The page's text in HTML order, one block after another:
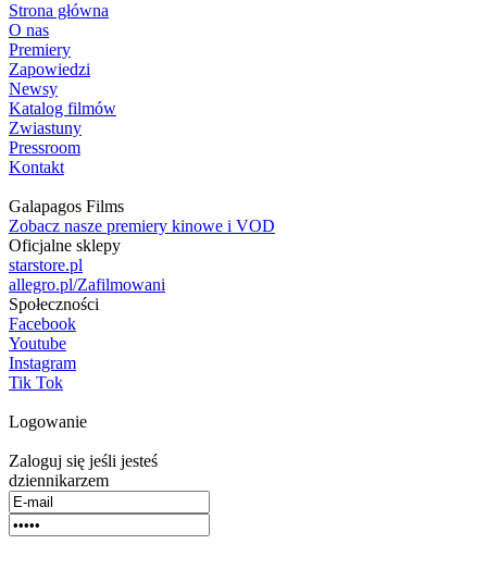
Strona główna
O nas
Premiery
Zapowiedzi
Newsy
Katalog filmów
Zwiastuny
Pressroom
Kontakt
Galapagos Films
Zobacz nasze premiery kinowe i VOD
Oficjalne sklepy
starstore.pl
allegro.pl/Zafilmowani
Społeczności
Facebook
Youtube
Instagram
Tik Tok
Logowanie
Zaloguj się jeśli jesteś
dziennikarzem